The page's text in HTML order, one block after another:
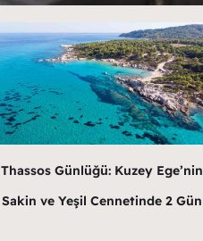
Thassos Günlüğü: Kuzey Ege’nin
Sakin ve Yeşil Cennetinde 2 Gün